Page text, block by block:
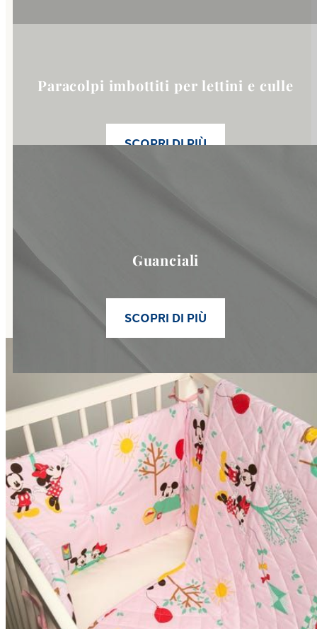
Paracolpi imbottiti per lettini e culle
SCOPRI DI PIÙ
Guanciali
SCOPRI DI PIÙ